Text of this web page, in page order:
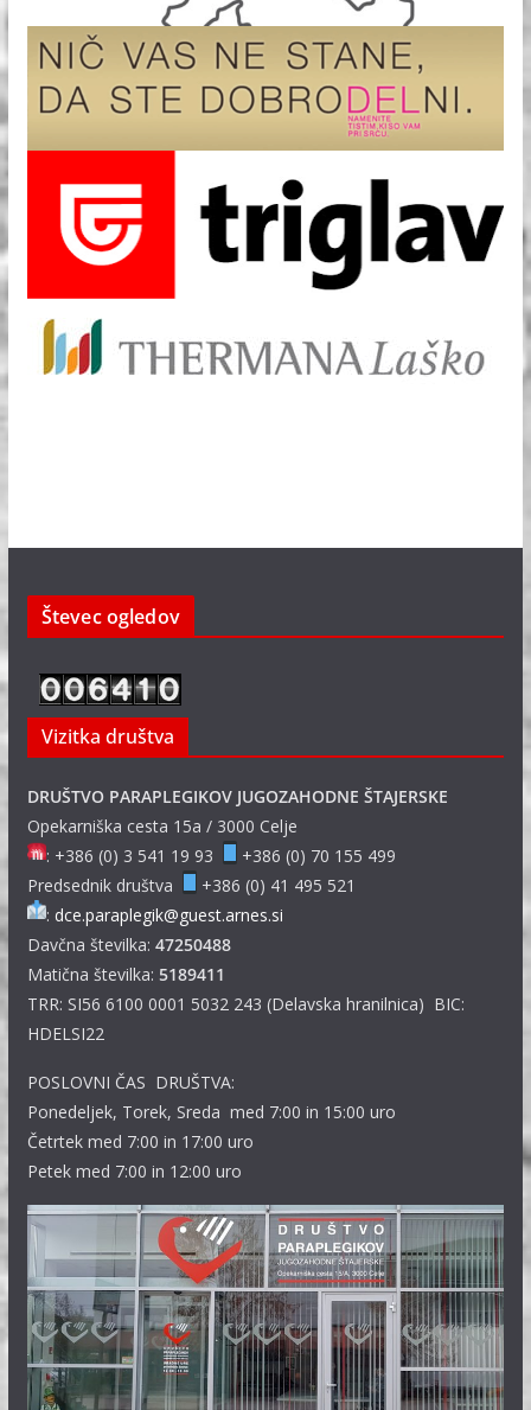
Števec ogledov
Vizitka društva
DRUŠTVO PARAPLEGIKOV JUGOZAHODNE ŠTAJERSKE
Opekarniška cesta 15a / 3000 Celje
: +386 (0) 3 541 19 93
+386 (0) 70 155 499
Predsednik društva
+386 (0) 41 495 521
: dce.paraplegik@guest.arnes.si
Davčna številka: 47250488
Matična številka: 5189411
TRR: SI56 6100 0001 5032 243 (Delavska hranilnica) BIC:
HDELSI22
POSLOVNI ČAS DRUŠTVA:
Ponedeljek, Torek, Sreda med 7:00 in 15:00 uro
Četrtek med 7:00 in 17:00 uro
Petek med 7:00 in 12:00 uro